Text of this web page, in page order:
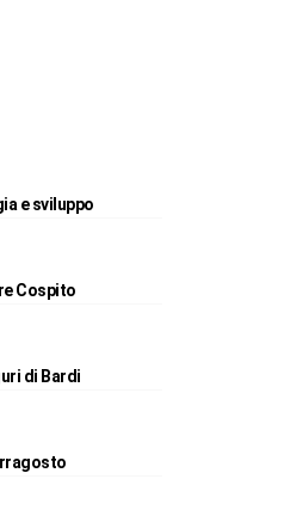
e sviluppo
Cospito
di Bardi